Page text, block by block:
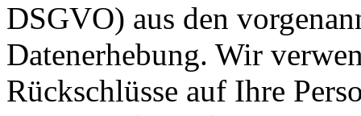
DSGVO) aus den
Datenerhebung. Wir
Rückschlüsse auf Ihre